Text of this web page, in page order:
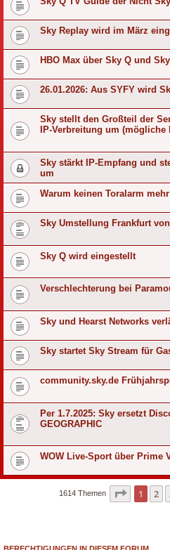
Sky Replay wird im März
HBO Max über Sky Q und
26.01.2026: Aus SYFY wird
Sky stellt den Großteil der
IP-Verbreitung um (mögliche
Sky stärkt IP-Empfang und
um
Warum keinen Toralarm
Sky Umstellung Frankfurt
Sky Q wird eingestellt
Verschlechterung bei
Sky und Hearst Networks
Sky startet Sky Stream für
community.sky.de
Per 1.7.2025: Sky ersetzt
GEOGRAPHIC
WOW Live-Sport über Prime
1614 Themen Seite 1
1 2